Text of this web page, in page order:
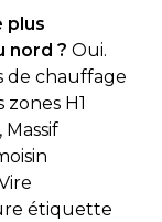
plus
nord ? Oui.
de chauffage
H1
étiquette